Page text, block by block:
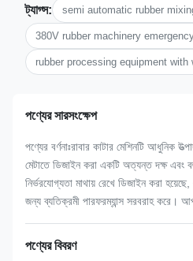
ট্যাগ্স: semi automatic rubber
380V rubber machinery
rubber processing equipment with
পণ্যের সারসংক্ষেপ
পণ্যের বর্ণনাঃরাবার কাটার মেশিনটি আধুনিক
মেটাতে ডিজাইন করা একটি অত্যন্ত দক্ষ এবং
নির্ভরযোগ্যতা মাথায় রেখে ডিজাইন করা
জন্য ব্যতিক্রমী পারফরম্যান্স সরবরাহ করে।
পণ্যের বিবরণ